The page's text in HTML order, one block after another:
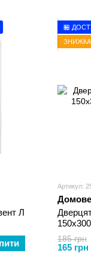
Л
🏪
ЗНИЖКА
Артикул:
185 грн
165 грн